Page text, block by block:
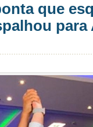
que
para